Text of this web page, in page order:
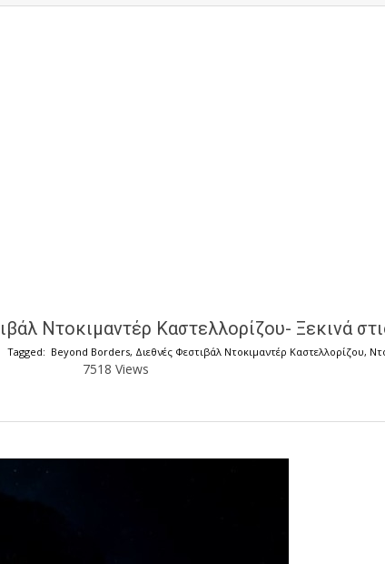
Ντοκιμαντέρ Καστελλορίζου- Ξεκινά
Tagged: Beyond Borders, Διεθνές Φεστιβάλ Ντοκιμαντέρ Καστελλορίζου,
7518 Views